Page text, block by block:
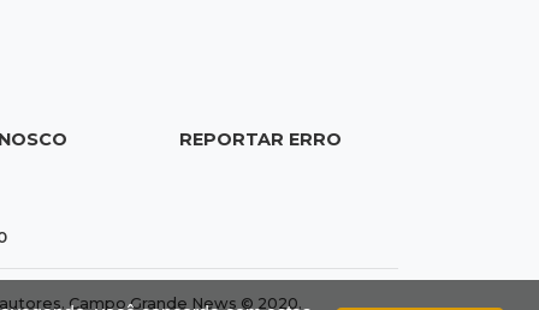
abandonada em área de mata
REPORTAR ERRO
Campo Grande News © 2020.